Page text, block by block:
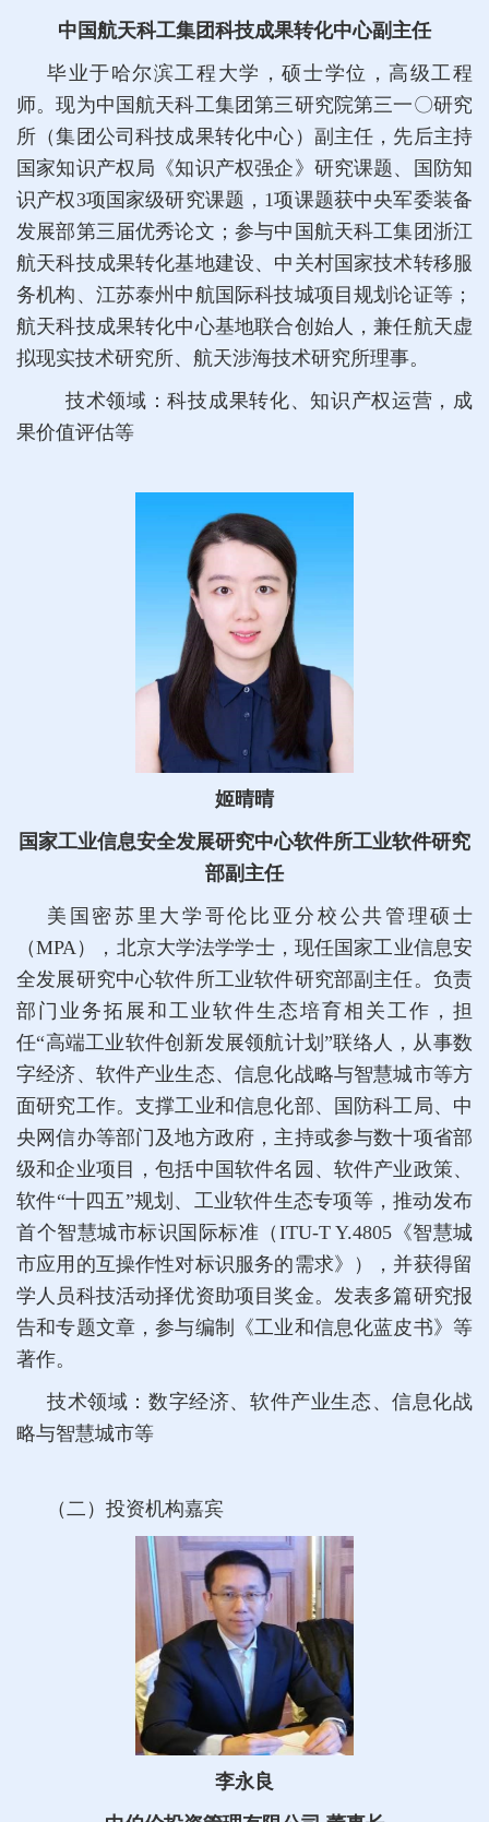
中国航天科工集团科技成果转化中心副主任
毕业于哈尔滨工程大学，硕士学位，高级工程
师。现为中国航天科工集团第三研究院第三一〇研究
所（集团公司科技成果转化中心）副主任，先后主持
国家知识产权局《知识产权强企》研究课题、国防知
识产权3项国家级研究课题，1项课题获中央军委装备
发展部第三届优秀论文；参与中国航天科工集团浙江
航天科技成果转化基地建设、中关村国家技术转移服
务机构、江苏泰州中航国际科技城项目规划论证等；
航天科技成果转化中心基地联合创始人，兼任航天虚
拟现实技术研究所、航天涉海技术研究所理事。
技术领域：科技成果转化、知识产权运营，成
果价值评估等
姬晴晴
国家工业信息安全发展研究中心软件所工业软件研究
部副主任
美国密苏里大学哥伦比亚分校公共管理硕士
（MPA），北京大学法学学士，现任国家工业信息安
全发展研究中心软件所工业软件研究部副主任。负责
部门业务拓展和工业软件生态培育相关工作，担
任“高端工业软件创新发展领航计划”联络人，从事数
字经济、软件产业生态、信息化战略与智慧城市等方
面研究工作。支撑工业和信息化部、国防科工局、中
央网信办等部门及地方政府，主持或参与数十项省部
级和企业项目，包括中国软件名园、软件产业政策、
软件“十四五”规划、工业软件生态专项等，推动发布
首个智慧城市标识国际标准（ITU-T Y.4805《智慧城
市应用的互操作性对标识服务的需求》），并获得留
学人员科技活动择优资助项目奖金。发表多篇研究报
告和专题文章，参与编制《工业和信息化蓝皮书》等
著作。
技术领域：数字经济、软件产业生态、信息化战
略与智慧城市等
（二）投资机构嘉宾
李永良